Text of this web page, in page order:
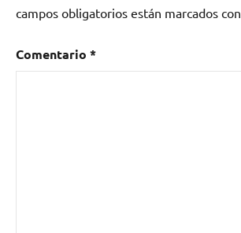
campos obligatorios están marcados con
Comentario *